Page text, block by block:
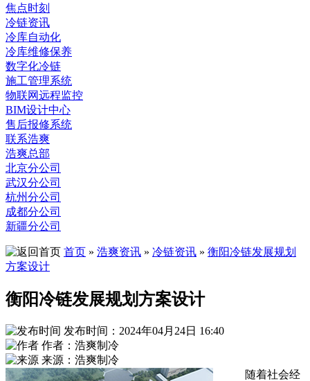
焦点时刻
冷链资讯
冷库自动化
冷库维修保养
数字化冷链
施工管理系统
物联网远程监控
BIM设计中心
售后报修系统
联系浩爽
浩爽总部
北京分公司
武汉分公司
杭州分公司
成都分公司
新疆分公司
首页 » 浩爽资讯 » 冷链资讯 » 衡阳冷链发展规划
方案设计
衡阳冷链发展规划方案设计
发布时间：2024年04月24日 16:40
作者：浩爽制冷
来源：浩爽制冷
随着社会经